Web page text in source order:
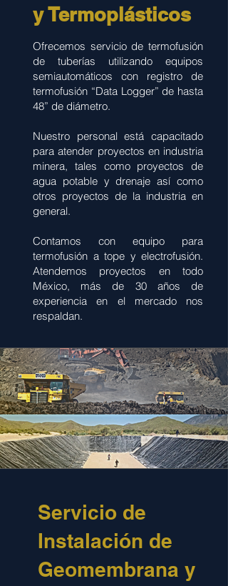
y Termoplásticos
Ofrecemos servicio de termofusión
de tuberías utilizando equipos
semiautomáticos con registro de
termofusión “Data Logger” de hasta
48” de diámetro.
Nuestro personal está capacitado
para atender proyectos en industria
minera, tales como proyectos de
agua potable y drenaje así como
otros proyectos de la industria en
general.
Contamos con equipo para
termofusión a tope y electrofusión.
Atendemos proyectos en todo
México, más de 30 años de
experiencia en el mercado nos
respaldan.
Servicio de
Instalación de
Geomembrana y